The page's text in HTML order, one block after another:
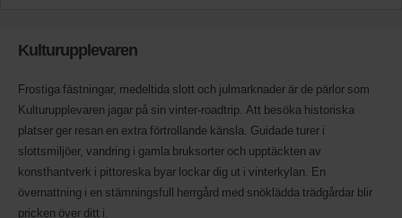
fordon
tillgängliga
där
är.
Kulturupplevaren
Frostiga fästningar, medeltida slott och julmarknader är de pärlor som
Kulturupplevaren jagar på sin vinter-roadtrip. Att besöka historiska
platser ger resan en extra förtrollande känsla. Guidade turer i
slottsmiljöer, vandring i gamla bruksorter och upptäckten av
konsthantverk i pittoreska byar lockar dig ut i vinterkylan. En
övernattning i en stämningsfull herrgård med snöklädda trädgårdar blir
pricken över ditt i.